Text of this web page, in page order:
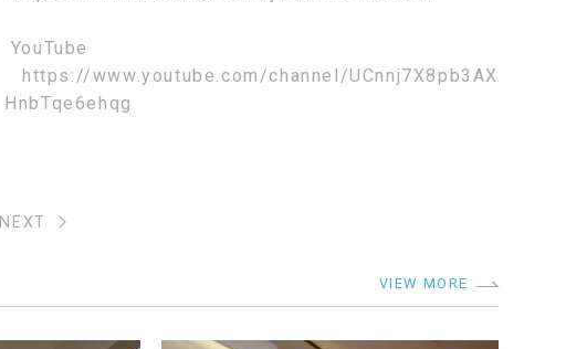
YouTube
https://www.youtube.com/channel/UCnnj7X8pb3AX
HnbTqe6ehqg
NEXT
VIEW MORE